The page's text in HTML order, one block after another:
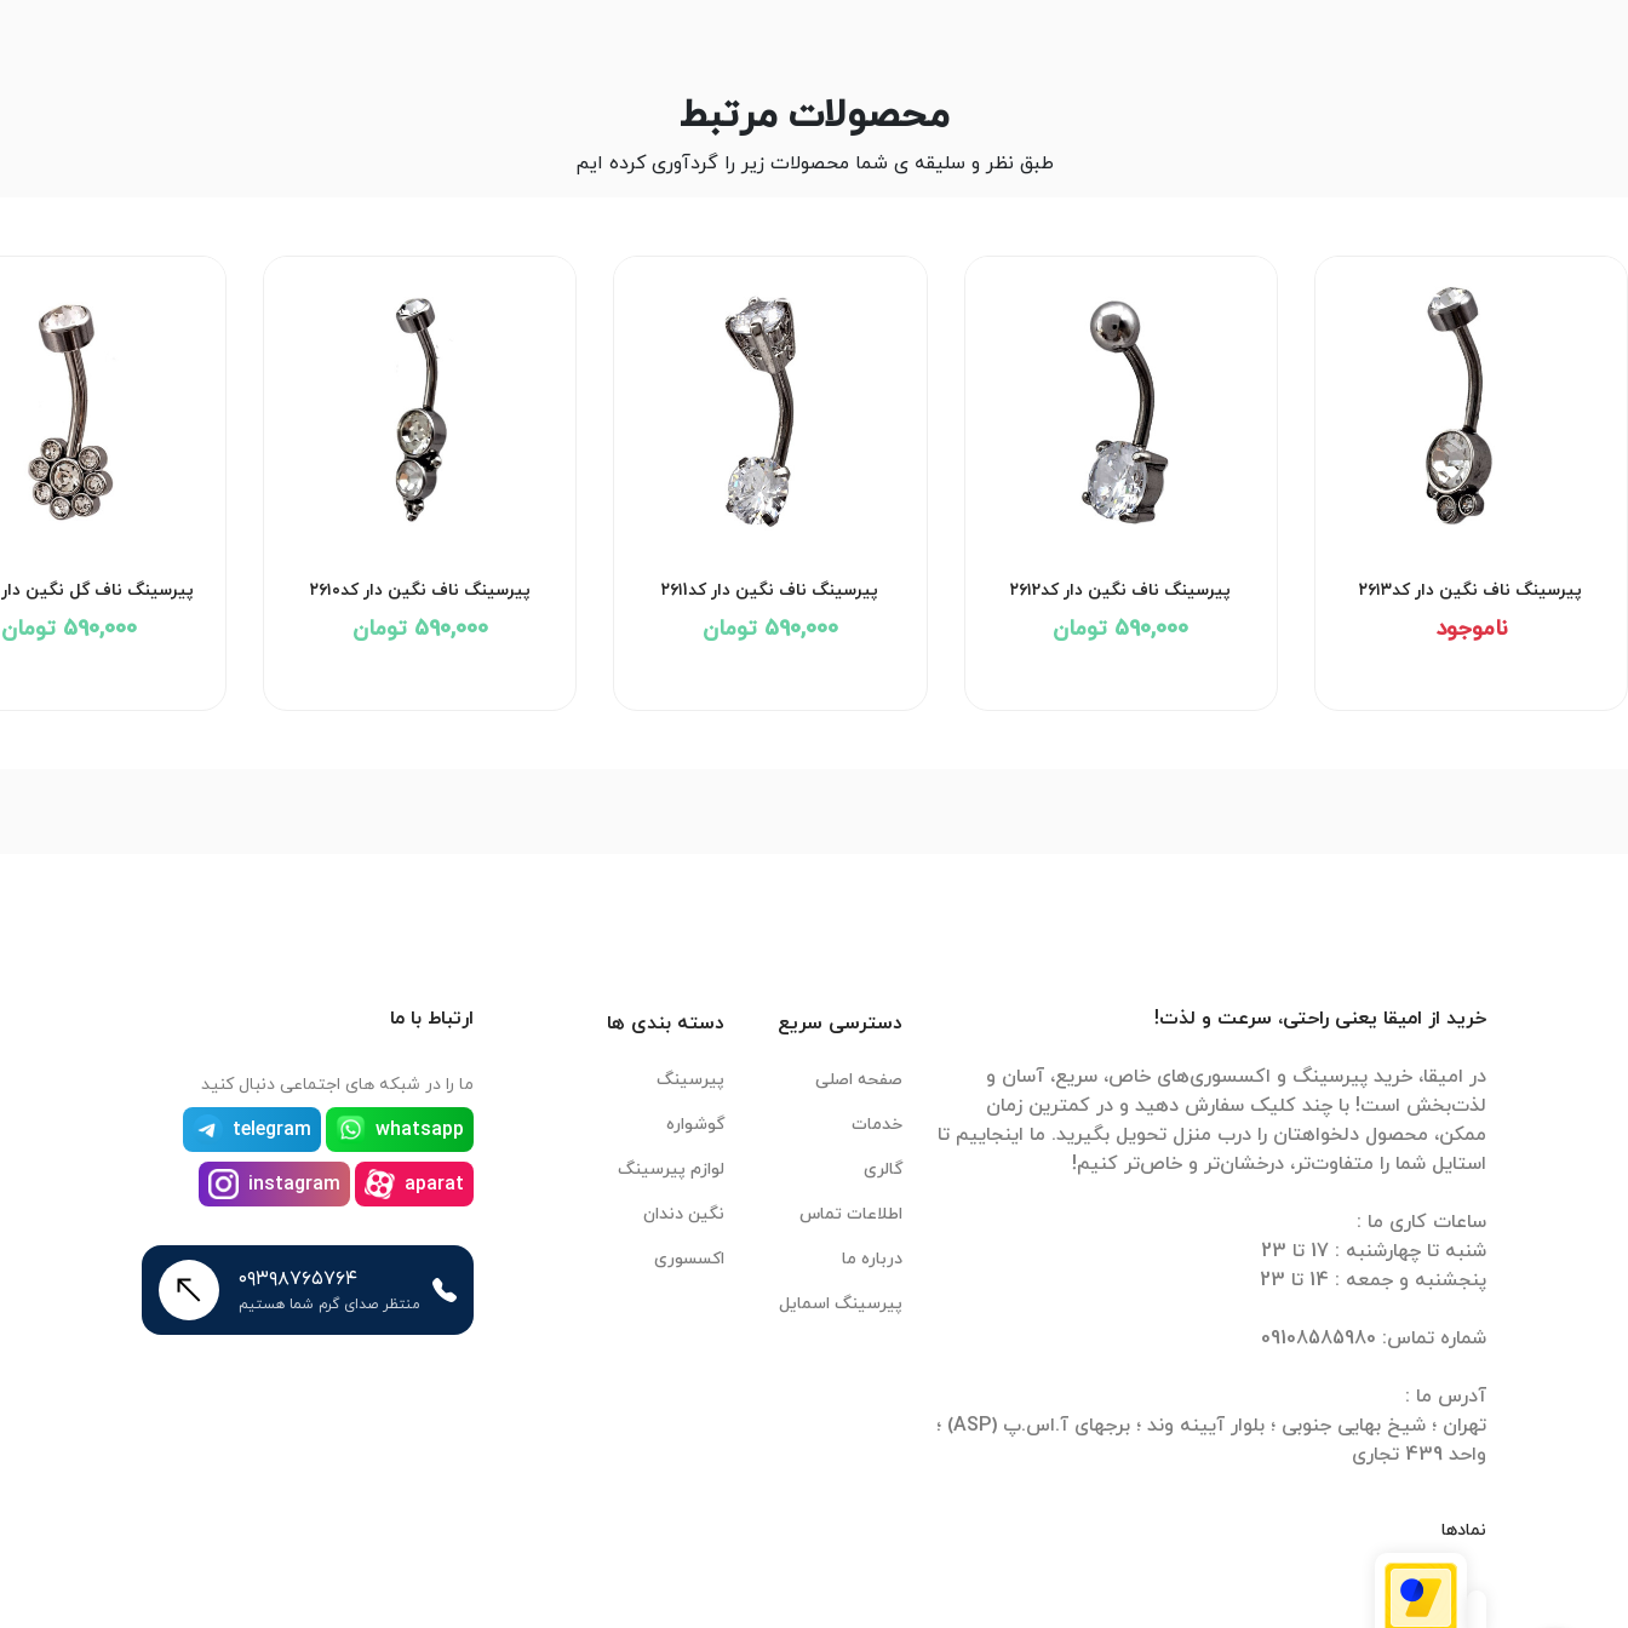
محصولات مرتبط
طبق نظر و سلیقه ی شما محصولات زیر را گردآوری کرده ایم
پیرسینگ ناف نگین دار کد۲۶۱۳
ناموجود
پیرسینگ ناف نگین دار کد۲۶۱2
590,000 تومان
پیرسینگ ناف نگین دار کد۲۶۱1
590,000 تومان
پیرسینگ ناف نگین دار کد۲۶۱۰
590,000 تومان
پیرسینگ ناف گل نگین دار
590,000 تومان
خرید از امیقا یعنی راحتی، سرعت و لذت!
در امیقا، خرید پیرسینگ و اکسسوری‌های خاص، سریع، آسان و
لذت‌بخش است! با چند کلیک سفارش دهید و در کمترین زمان
ممکن، محصول دلخواهتان را درب منزل تحویل بگیرید. ما اینجاییم تا
تهران ؛ شیخ بهایی جنوبی ؛ بلوار آیینه وند ؛ برجهای آ.اس.پ (ASP) ؛
واحد 439 تجاری
نمادها
دسترسی سریع
صفحه اصلی
خدمات
گالری
اطلاعات تماس
درباره ما
پیرسینگ اسمایل
دسته بندی ها
پیرسینگ
گوشواره
لوازم پیرسینگ
نگین دندان
اکسسوری
ارتباط با ما
ما را در شبکه های اجتماعی دنبال کنید
whatsapp
telegram
aparat
instagram
۰۹۳۹۸۷۶۵۷۶۴
منتظر صدای گرم شما هستیم